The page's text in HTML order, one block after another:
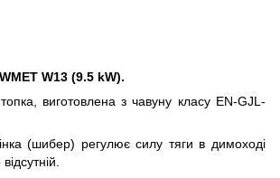
W13 (9.5 kW).
виготовлена ​​з чавуну класу EN-GJL-
(шибер) регулює силу тяги в димоході